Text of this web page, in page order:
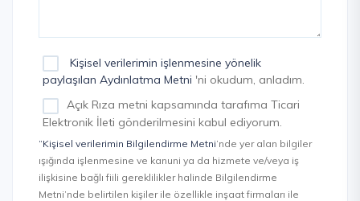
Kişisel verilerimin işlenmesine yönelik
paylaşılan Aydınlatma Metni 'ni okudum, anladım.
Açık Rıza metni kapsamında tarafıma Ticari
Elektronik İleti gönderilmesini kabul ediyorum.
“Kişisel verilerimin Bilgilendirme Metni’nde yer alan bilgiler
ışığında işlenmesine ve kanuni ya da hizmete ve/veya iş
ilişkisine bağlı fiili gereklilikler halinde Bilgilendirme
Metni’nde belirtilen kişiler ile özellikle inşaat firmaları ile